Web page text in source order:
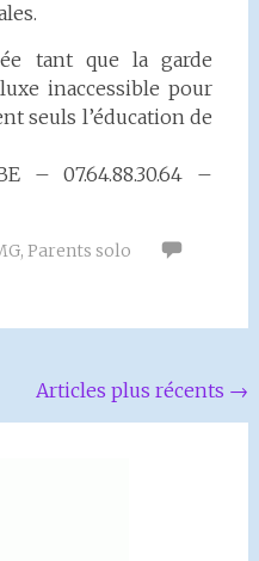
tant que la garde
inaccessible pour
seuls l’éducation de
– 07.64.88.30.64 –
, Parents solo
Articles plus récents →